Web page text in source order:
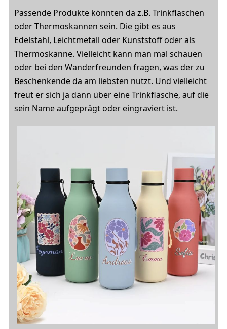
Passende Produkte könnten da z.B. Trinkflaschen
oder Thermoskannen sein. Die gibt es aus
Edelstahl, Leichtmetall oder Kunststoff oder als
Thermoskanne. Vielleicht kann man mal schauen
oder bei den Wanderfreunden fragen, was der zu
Beschenkende da am liebsten nutzt. Und vielleicht
freut er sich ja dann über eine Trinkflasche, auf die
sein Name aufgeprägt oder eingraviert ist.